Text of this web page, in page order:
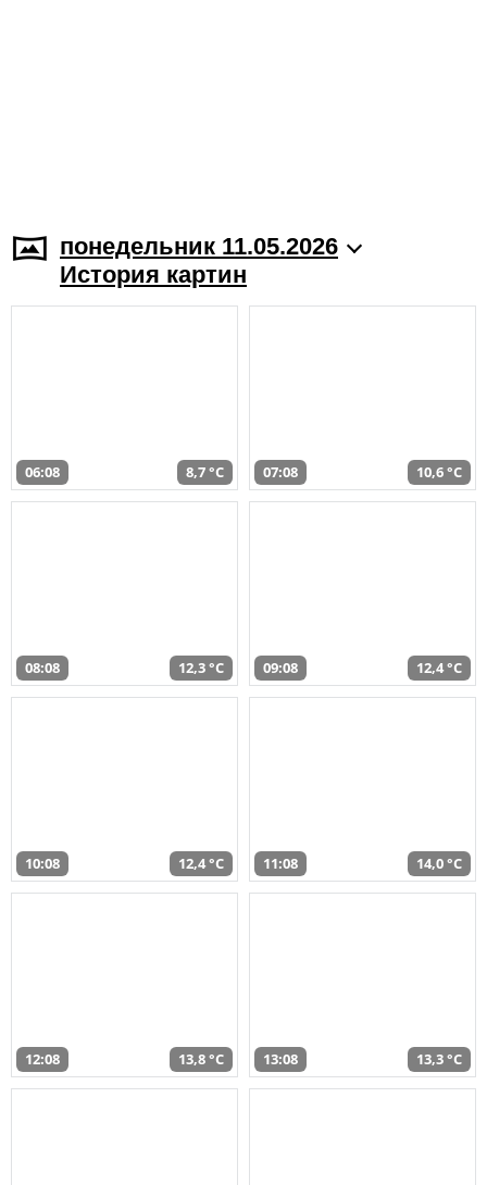
понедельник 11.05.2026
История картин
06:08 8,7 °C 07:08 10,6 °C
08:08 12,3 °C 09:08 12,4 °C
10:08 12,4 °C 11:08 14,0 °C
12:08 13,8 °C 13:08 13,3 °C